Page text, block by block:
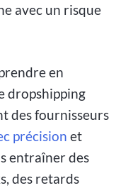
avec un risque
en
dropshipping
des fournisseurs
précision et
entraîner des
des retards